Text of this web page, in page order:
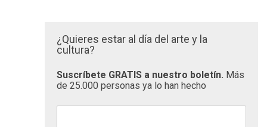
¿Quieres estar al día del arte y la
cultura?
Suscríbete GRATIS a nuestro boletín. Más
de 25.000 personas ya lo han hecho